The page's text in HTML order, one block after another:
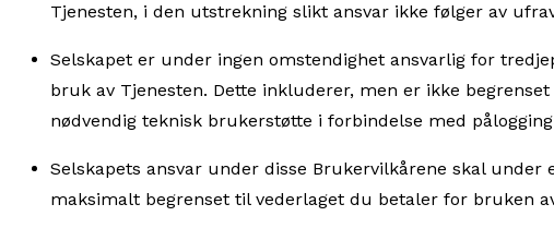
Tjenesten, i den utstrekning slikt ansvar ikke følger av
Selskapet er under ingen omstendighet ansvarlig for
bruk av Tjenesten. Dette inkluderer, men er ikke
nødvendig teknisk brukerstøtte i forbindelse med
Selskapets ansvar under disse Brukervilkårene skal
maksimalt begrenset til vederlaget du betaler for bruken